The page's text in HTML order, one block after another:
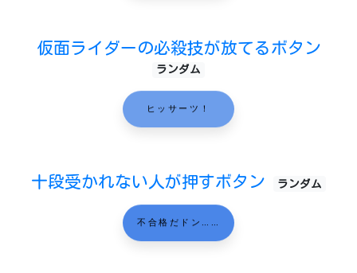
仮面ライダーの必殺技が放てるボタン
ランダム
ヒッサーツ！
十段受かれない人が押すボタン ランダム
不合格だドン……